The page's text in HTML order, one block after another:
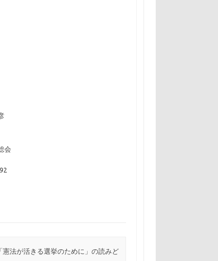
会
憲法が活きる選挙のために」の読みど